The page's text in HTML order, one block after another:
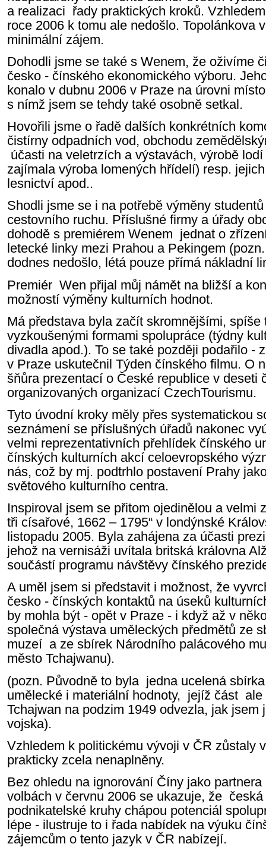
a realizaci řady praktických kroků.
roce 2006 k tomu ale nedošlo. Topolánkova
minimální zájem.
Dohodli jsme se také s Wenem, že oživíme
česko - čínského ekonomického výboru.
konalo v dubnu 2006 v Praze na úrovni
s nímž jsem se tehdy také osobně setkal.
Hovořili jsme o řadě dalších konkrétních
čistírny odpadních vod, obchodu
účasti na veletrzích a výstavách, výrobě
zajímala výroba lomených hřídelí) resp.
lesnictví apod..
Shodli jsme se i na potřebě výměny
cestovního ruchu. Příslušné firmy a úřady
dohodě s premiérem Wenem jednat o
letecké linky mezi Prahou a Pekingem
dodnes nedošlo, létá pouze přímá nákladní
Premiér Wen přijal můj námět na bližší a
možností výměny kulturních hodnot.
Má představa byla začít skromnějšími,
vyzkoušenými formami spolupráce (týdny
divadla apod.). To se také později podařilo -
v Praze uskutečnil Týden čínského filmu. O
šňůra prezentací o České republice v deseti
organizovaných organizací CzechTourismu.
Tyto úvodní kroky měly přes systematickou
seznámení se příslušných úřadů nakonec
velmi reprezentativních přehlídek čínského
čínských kulturních akcí celoevropského
nás, což by mj. podtrhlo postavení Prahy
světového kulturního centra.
Inspiroval jsem se přitom ojedinělou a velmi
tři císařové, 1662 – 1795“ v londýnské
listopadu 2005. Byla zahájena za účasti
jehož na vernisáži uvítala britská královna
součástí programu návštěvy čínského
A uměl jsem si představit i možnost, že
česko - čínských kontaktů na úseků
by mohla být - opět v Praze - i když až v
společná výstava uměleckých předmětů ze
muzeí a ze sbírek Národního palácového
město Tchajwanu).
(pozn. Původně to byla jedna ucelená
umělecké i materiální hodnoty, jejíž část ale
Tchajwan na podzim 1949 odvezla, jak
vojska).
Vzhledem k politickému vývoji v ČR zůstaly
prakticky zcela nenaplněny.
Bez ohledu na ignorování Číny jako
volbách v červnu 2006 se ukazuje, že
podnikatelské kruhy chápou potenciál
lépe - ilustruje to i řada nabídek na výuku
zájemcům o tento jazyk v ČR nabízejí.